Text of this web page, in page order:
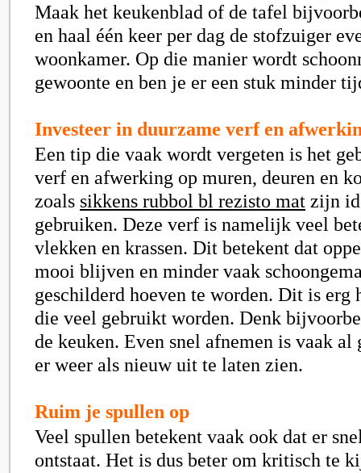
Maak het keukenblad of de tafel
en haal één keer per dag de stofzuiger
woonkamer. Op die manier wordt
gewoonte en ben je er een stuk minder
Investeer in duurzame verf en
Een tip die vaak wordt vergeten is het
verf en afwerking op muren, deuren en
zoals sikkens rubbol bl rezisto mat zijn
gebruiken. Deze verf is namelijk veel
vlekken en krassen. Dit betekent dat
mooi blijven en minder vaak
geschilderd hoeven te worden. Dit is erg
die veel gebruikt worden. Denk
de keuken. Even snel afnemen is vaak al
er weer als nieuw uit te laten zien.
Ruim je spullen op
Veel spullen betekent vaak ook dat er
ontstaat. Het is dus beter om kritisch te